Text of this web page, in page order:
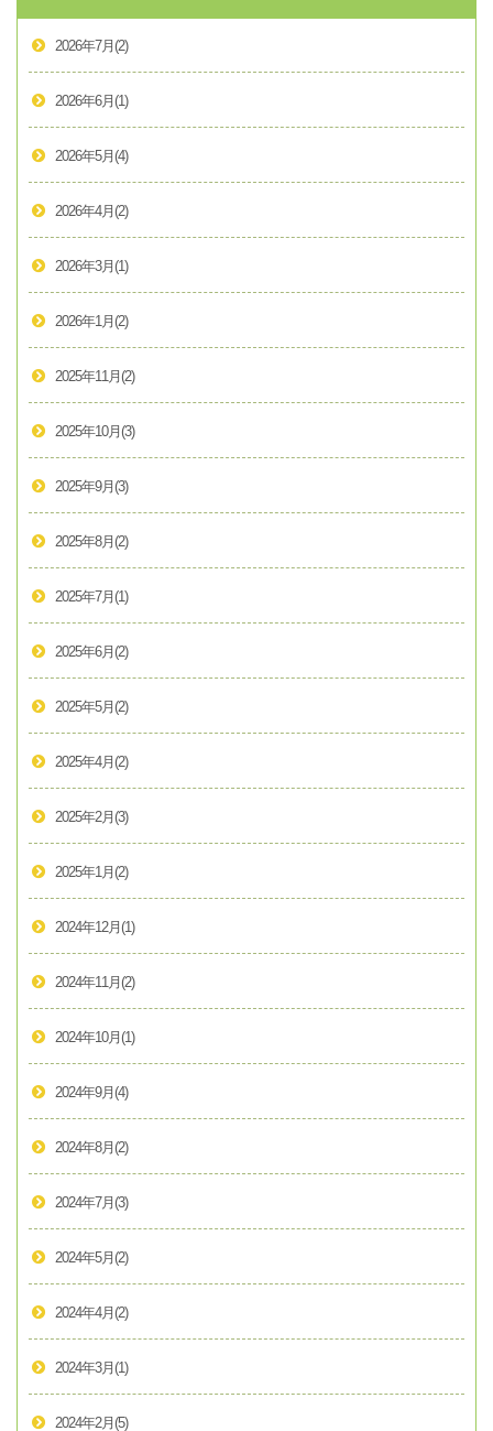
2026年7月 (2)
2026年6月 (1)
2026年5月 (4)
2026年4月 (2)
2026年3月 (1)
2026年1月 (2)
2025年11月 (2)
2025年10月 (3)
2025年9月 (3)
2025年8月 (2)
2025年7月 (1)
2025年6月 (2)
2025年5月 (2)
2025年4月 (2)
2025年2月 (3)
2025年1月 (2)
2024年12月 (1)
2024年11月 (2)
2024年10月 (1)
2024年9月 (4)
2024年8月 (2)
2024年7月 (3)
2024年5月 (2)
2024年4月 (2)
2024年3月 (1)
2024年2月 (5)